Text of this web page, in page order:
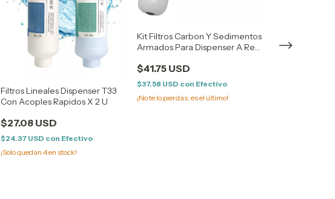
Filtros Lineales Dispenser T33
Con Acoples Rapidos X 2 U
$27.08 USD
$24.37 USD con Efectivo
¡Solo quedan4en stock!
Kit Filtros Carbon Y Sedimentos
Armados Para Dispenser A Red
$41.75 USD
$37.58 USD con Efectivo
¡No te lo pierdas, es el último!
Filtros De